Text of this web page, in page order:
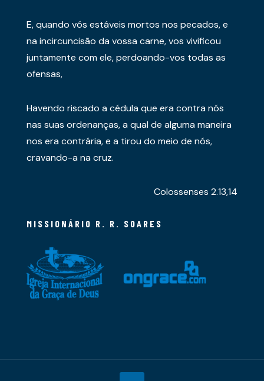
E, quando vós estáveis mortos nos pecados, e
na incircuncisão da vossa carne, vos vivificou
juntamente com ele, perdoando-vos todas as
ofensas,
Havendo riscado a cédula que era contra nós
nas suas ordenanças, a qual de alguma maneira
nos era contrária, e a tirou do meio de nós,
cravando-a na cruz.
Colossenses 2.13,14
MISSIONÁRIO R. R. SOARES